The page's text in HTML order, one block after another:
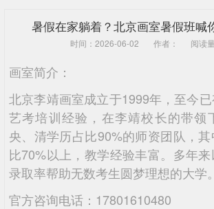
暑假在家躺着？北京画室暑假班喊
时间：2026-06-02 作者： 阅读
画室简介：
北京李靖画室成立于1999年，至今
艺考培训经验，在李靖校长的带领
央、清学历占比90%的师资团队，
比70%以上，教学经验丰富。多年
录取率帮助无数考生圆梦理想的大学。
官方咨询电话：17801610480